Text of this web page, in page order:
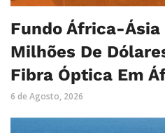
Fundo África-Ásia
Milhões De
Fibra Óptica Em
6 de Agosto, 2026